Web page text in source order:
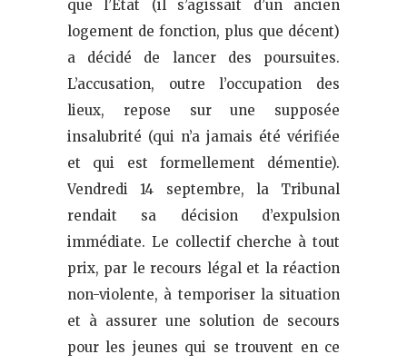
que l’Etat (il s’agissait d’un ancien
logement de fonction, plus que décent)
a décidé de lancer des poursuites.
L’accusation, outre l’occupation des
lieux, repose sur une supposée
insalubrité (qui n’a jamais été vérifiée
et qui est formellement démentie).
Vendredi 14 septembre, la Tribunal
rendait sa décision d’expulsion
immédiate. Le collectif cherche à tout
prix, par le recours légal et la réaction
non-violente, à temporiser la situation
et à assurer une solution de secours
pour les jeunes qui se trouvent en ce